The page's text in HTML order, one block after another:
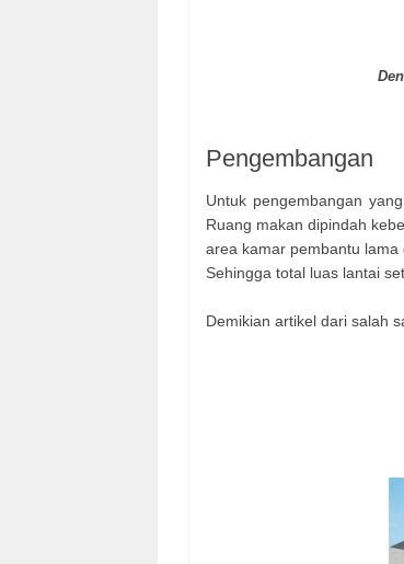
Pengembangan
Untuk pengembangan
Ruang makan dipindah
area kamar pembantu lama
Sehingga total luas lantai
Demikian artikel dari salah